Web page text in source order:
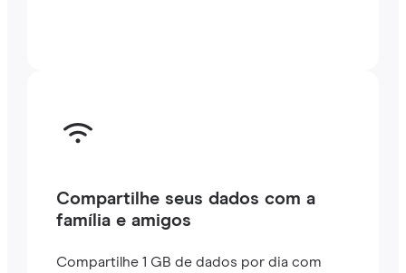
Compartilhe seus dados com a
família e amigos
Compartilhe 1 GB de dados por dia com